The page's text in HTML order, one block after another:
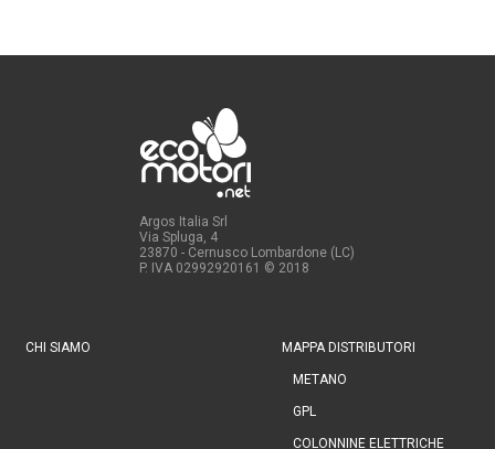
Argos Italia Srl
Via Spluga, 4
23870 - Cernusco Lombardone (LC)
P. IVA 02992920161 © 2018
CHI SIAMO MAPPA DISTRIBUTORI
METANO
GPL
COLONNINE ELETTRICHE